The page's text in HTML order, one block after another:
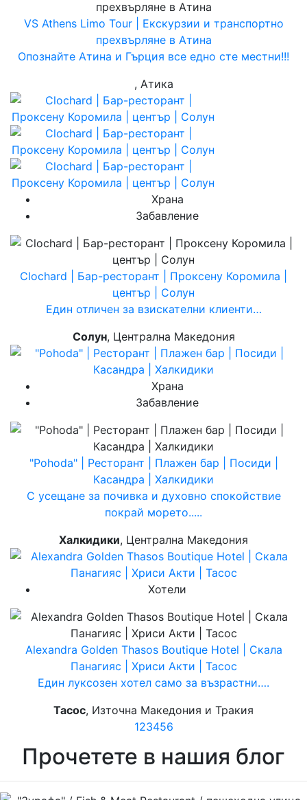
VS Athens Limo Tour | Екскурзии и транспортно
прехвърляне в Атина
Опознайте Атина и Гърция все едно сте местни!!!
, Атика
Храна
Забавление
Clochard | Бар-ресторант | Проксену Коромила |
център | Солун
Един отличен за взискателни клиенти…
Солун, Централна Македония
Храна
Забавление
"Pohoda" | Ресторант | Плажен бар | Посиди |
Касандра | Халкидики
С усещане за почивка и духовно спокойствие
покрай морето.....
Халкидики, Централна Македония
Хотели
Alexandra Golden Thasos Boutique Hotel | Скала
Панагияс | Хриси Акти | Тасос
Един луксозен хотел само за възрастни….
Тасос, Източна Македония и Тракия
123456
Прочетете в нашия блог